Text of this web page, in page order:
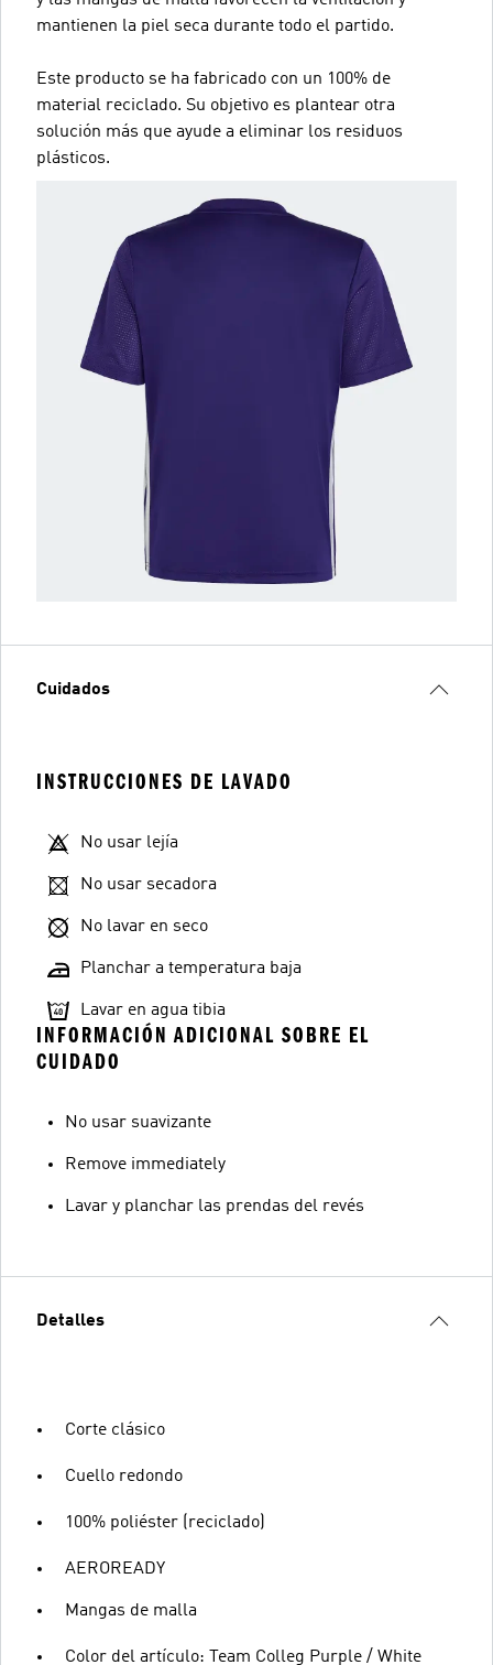
mantienen la piel seca durante todo el partido.
Este producto se ha fabricado con un 100% de
material reciclado. Su objetivo es plantear otra
solución más que ayude a eliminar los residuos
plásticos.
Cuidados
INSTRUCCIONES DE LAVADO
No usar lejía
No usar secadora
No lavar en seco
Planchar a temperatura baja
Lavar en agua tibia
INFORMACIÓN ADICIONAL SOBRE EL
CUIDADO
No usar suavizante
Remove immediately
Lavar y planchar las prendas del revés
Detalles
Corte clásico
Cuello redondo
100% poliéster (reciclado)
AEROREADY
Mangas de malla
Color del artículo: Team Colleg Purple / White